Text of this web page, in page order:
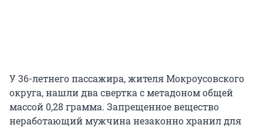
У 36-летнего пассажира, жителя Мокроусовского
округа, нашли два свертка с метадоном общей
массой 0,28 грамма. Запрещенное вещество
неработающий мужчина незаконно хранил для